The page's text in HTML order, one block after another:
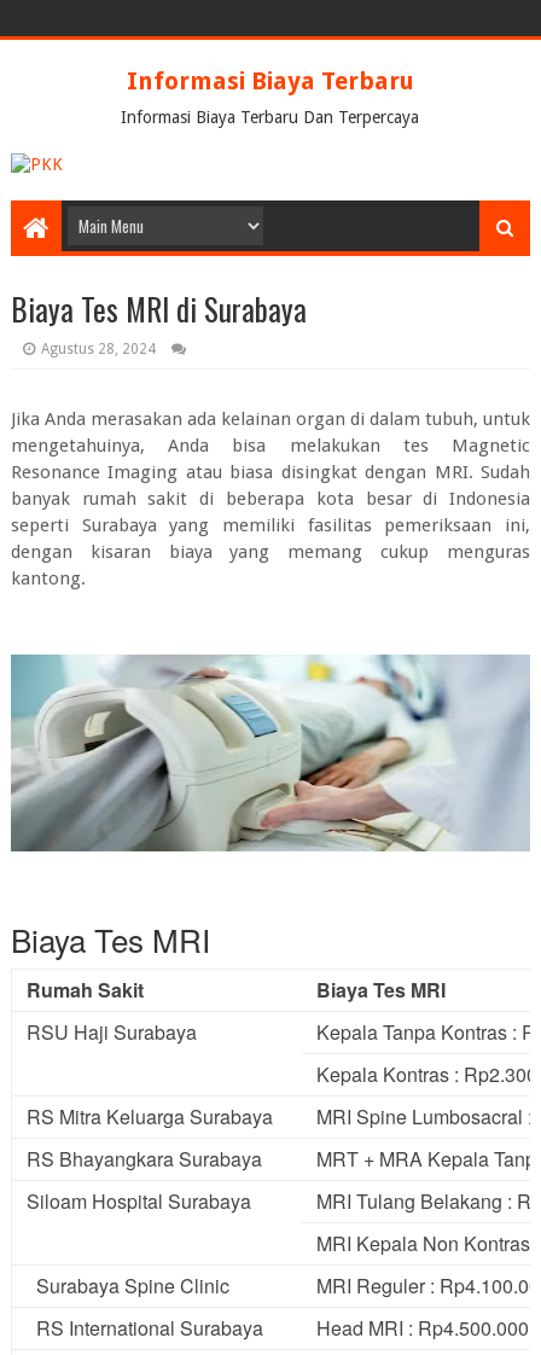
Informasi Biaya Terbaru
Informasi Biaya Terbaru Dan Terpercaya
Biaya Tes MRI di Surabaya
Agustus 28, 2024
Jika Anda merasakan ada kelainan organ di dalam tubuh, untuk
mengetahuinya, Anda bisa melakukan tes Magnetic
Resonance Imaging atau biasa disingkat dengan MRI. Sudah
banyak rumah sakit di beberapa kota besar di Indonesia
seperti Surabaya yang memiliki fasilitas pemeriksaan ini,
dengan kisaran biaya yang memang cukup menguras
kantong.
Biaya Tes MRI
Rumah Sakit
Biaya Tes MRI
RSU Haji Surabaya
Kepala Tanpa Kontras :
Kepala Kontras :
RS Mitra Keluarga Surabaya
MRI Spine Lumbosacral :
RS Bhayangkara Surabaya
MRT + MRA Kepala
Siloam Hospital Surabaya
MRI Tulang Belakang :
MRI Kepala Non Kontras
Surabaya Spine Clinic
MRI Reguler :
RS International Surabaya
Head MRI : Rp4.500.000